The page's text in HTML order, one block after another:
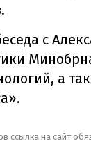
с
а
ссылка на сайт